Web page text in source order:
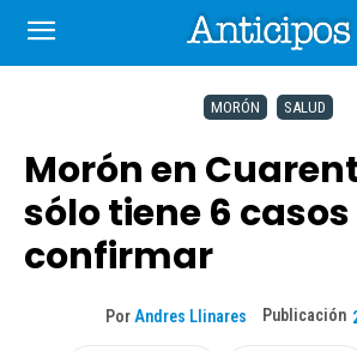
MORÓN SALUD
Morón en
sólo tiene 6
confirmar
Por Andres Llinares Publicación